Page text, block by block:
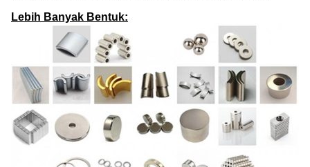
Lebih Banyak Bentuk: